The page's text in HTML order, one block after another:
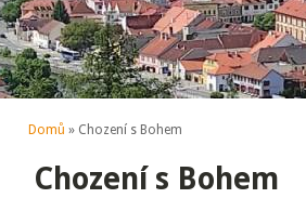
Jste zde
Domů » Chození s Bohem
Chození s Bohem